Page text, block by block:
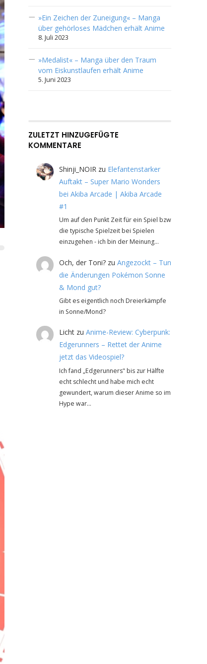
»Ein Zeichen der Zuneigung« – Manga
über gehörloses Mädchen erhält Anime
8. Juli 2023
»Medalist« – Manga über den Traum
vom Eiskunstlaufen erhält Anime
5. Juni 2023
ZULETZT HINZUGEFÜGTE
KOMMENTARE
Shinji_NOIRzu Elefantenstarker
Auftakt – Super Mario Wonders
bei Akiba Arcade | Akiba Arcade
#1
Um auf den Punkt Zeit für ein Spiel bzw
die typische Spielzeit bei Spielen
einzugehen - ich bin der Meinung…
Och, der Toni?zu Angezockt – Tun
die Änderungen Pokémon Sonne
& Mond gut?
Gibt es eigentlich noch Dreierkämpfe
in Sonne/Mond?
Lichtzu Anime-Review: Cyberpunk:
Edgerunners – Rettet der Anime
jetzt das Videospiel?
Ich fand „Edgerunners" bis zur Hälfte
echt schlecht und habe mich echt
gewundert, warum dieser Anime so im
Hype war…